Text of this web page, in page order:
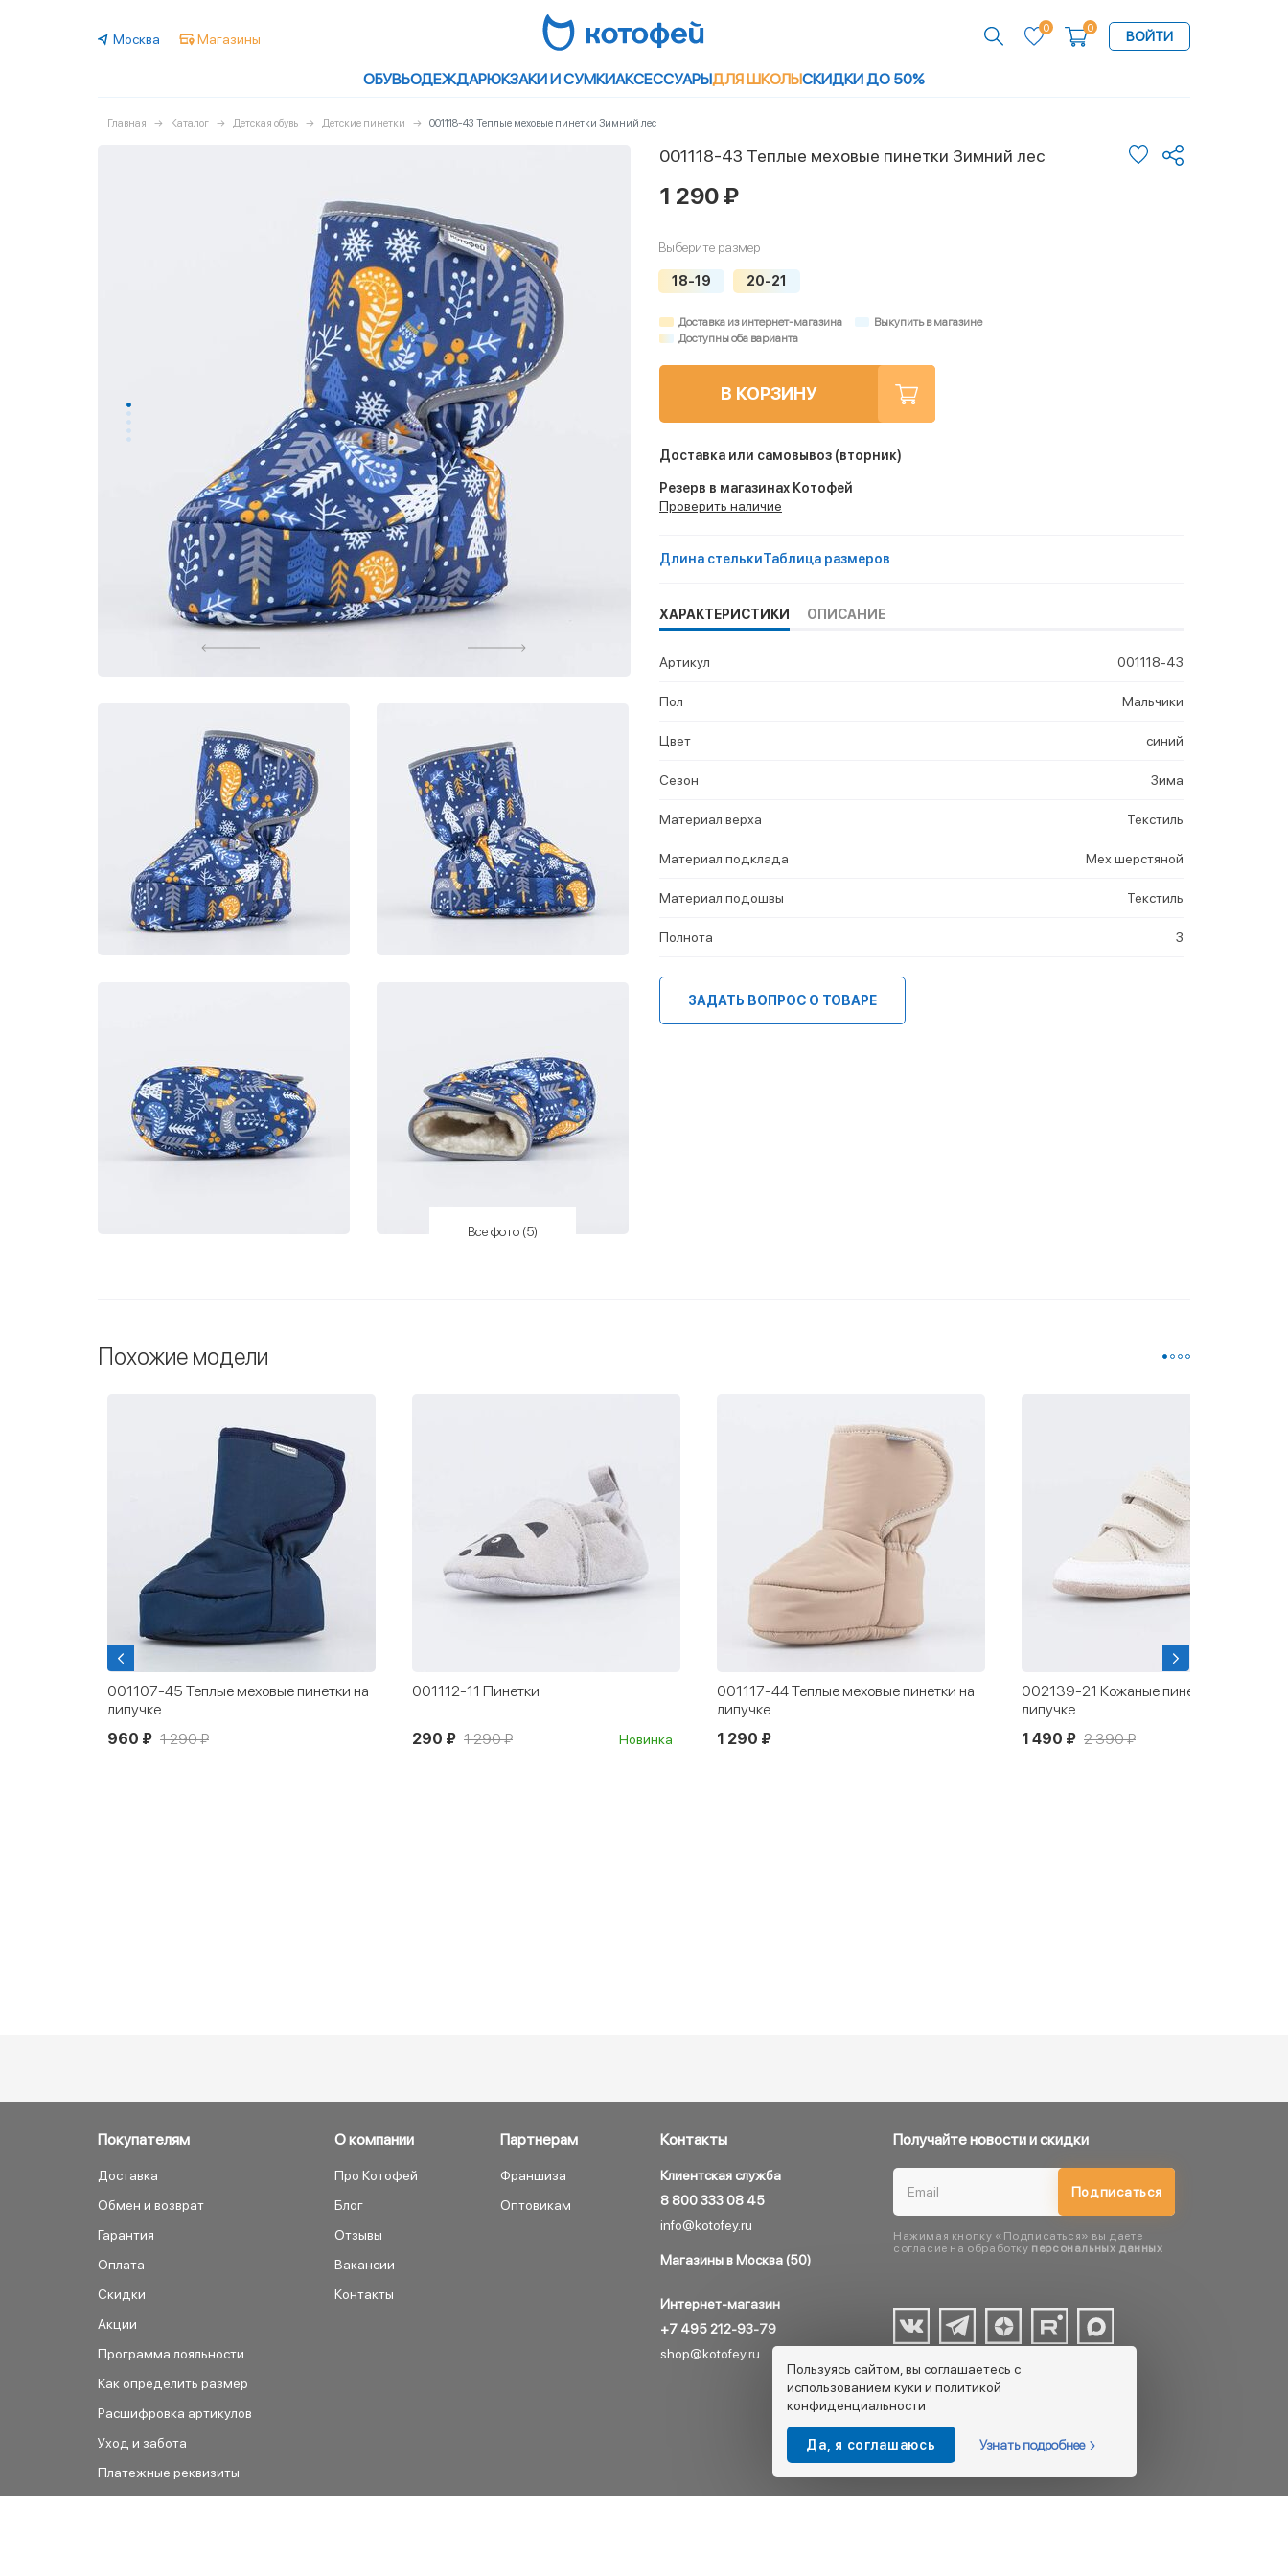
Москва Магазины
0 0
ВОЙТИ
ОБУВЬОДЕЖДАРЮКЗАКИ И СУМКИАКСЕССУАРЫДЛЯ ШКОЛЫСКИДКИ ДО 50%
Главная Каталог Детская обувь Детские пинетки 001118-43 Теплые меховые пинетки Зимний лес
Все фото (5)
001118-43 Теплые меховые пинетки Зимний лес
1 290 ₽
Выберите размер
18-19 20-21
Доставка из интернет-магазина
Выкупить в магазине
Доступны оба варианта
В КОРЗИНУ
Доставка или самовывоз (вторник)
Резерв в магазинах Котофей
Проверить наличие
Длина стелькиТаблица размеров
ХАРАКТЕРИСТИКИ ОПИСАНИЕ
Артикул 001118-43
Пол Мальчики
Цвет синий
Сезон Зима
Материал верха Текстиль
Материал подклада Мех шерстяной
Материал подошвы Текстиль
Полнота 3
ЗАДАТЬ ВОПРОС О ТОВАРЕ
Похожие модели
001107-45 Теплые меховые пинетки на
липучке
960 ₽ 1 290 ₽
001112-11 Пинетки
290 ₽ 1 290 ₽ Новинка
001117-44 Теплые меховые пинетки на
липучке
1 290 ₽
002139-21 Кожаные пинетки на
липучке
1 490 ₽ 2 390 ₽
Покупателям
Доставка
Обмен и возврат
Гарантия
Оплата
Скидки
Акции
Программа лояльности
Как определить размер
Расшифровка артикулов
Уход и забота
Платежные реквизиты
О компании
Про Котофей
Блог
Отзывы
Вакансии
Контакты
Партнерам
Франшиза
Оптовикам
Контакты
Клиентская служба
8 800 333 08 45
info@kotofey.ru
Магазины в Москва (50)
Интернет-магазин
+7 495 212-93-79
shop@kotofey.ru
Получайте новости и скидки
Подписаться
Нажимая кнопку «Подписаться» вы даете
согласие на обработку персональных данных
Пользуясь сайтом, вы соглашаетесь с
использованием куки и политикой
конфиденциальности
Да, я соглашаюсь Узнать подробнее